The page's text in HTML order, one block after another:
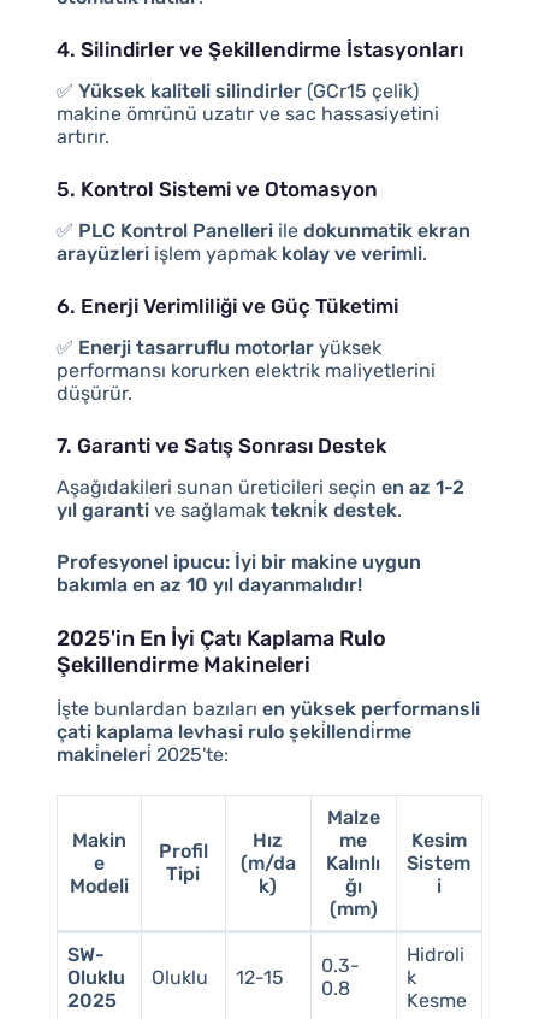
4. Silindirler ve Şekillendirme İstasyonları
✅ Yüksek kaliteli silindirler(GCr15 çelik)
makine ömrünü uzatır ve sac hassasiyetini
artırır.
5. Kontrol Sistemi ve Otomasyon
✅ PLC Kontrol Panelleriile dokunmatik ekran
arayüzleriişlem yapmak kolay ve verimli.
6. Enerji Verimliliği ve Güç Tüketimi
✅ Enerji tasarruflu motorlaryüksek
performansı korurken elektrik maliyetlerini
düşürür.
7. Garanti ve Satış Sonrası Destek
Aşağıdakileri sunan üreticileri seçin en az 1-2
yıl garantive sağlamak tekni̇k destek.
Profesyonel ipucu: İyi bir makine uygun
bakımla en az 10 yıl dayanmalıdır!
2025'in En İyi Çatı Kaplama Rulo
Şekillendirme Makineleri
İşte bunlardan bazıları en yüksek performansli
çati kaplama levhasi rulo şeki̇llendi̇rme
maki̇neleri̇ 2025'te:
Makin
e
Modeli
Profil
Tipi
Hız
(m/da
k)
Malze
me
Kalınlı
ğı
(mm)
Kesim
Sistem
i
SW-
Oluklu
2025
Oluklu 12-15
0.3-
0.8
Hidroli
k
Kesme